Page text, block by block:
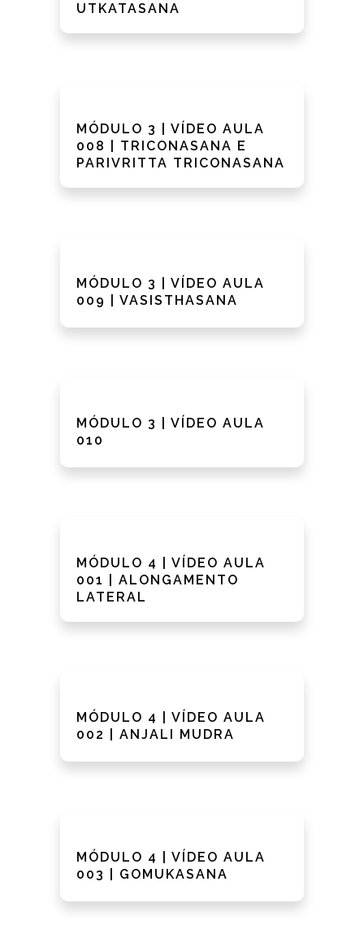
UTKATASANA
MÓDULO 3 | VÍDEO AULA
008 | TRICONASANA E
PARIVRITTA TRICONASANA
MÓDULO 3 | VÍDEO AULA
009 | VASISTHASANA
MÓDULO 3 | VÍDEO AULA
010
MÓDULO 4 | VÍDEO AULA
001 | ALONGAMENTO
LATERAL
MÓDULO 4 | VÍDEO AULA
002 | ANJALI MUDRA
MÓDULO 4 | VÍDEO AULA
003 | GOMUKASANA